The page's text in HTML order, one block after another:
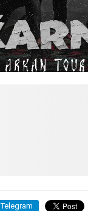
Telegram